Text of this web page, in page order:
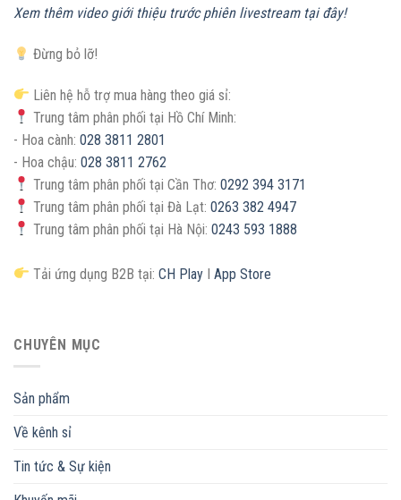
Xem thêm video giới thiệu trước phiên livestream tại đây!
Đừng bỏ lỡ!
Liên hệ hỗ trợ mua hàng theo giá sỉ:
Trung tâm phân phối tại Hồ Chí Minh:
- Hoa cành: 028 3811 2801
- Hoa chậu: 028 3811 2762
Trung tâm phân phối tại Cần Thơ:0292 394 3171
Trung tâm phân phối tại Đà Lạt:0263 382 4947
Trung tâm phân phối tại Hà Nội:0243 593 1888
Tải ứng dụng B2B tại:CH Play IApp Store
CHUYÊN MỤC
Sản phẩm
Về kênh sỉ
Tin tức & Sự kiện